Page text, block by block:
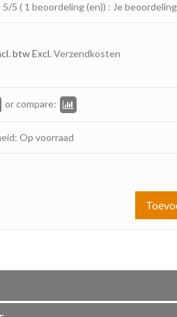
5/5 ( 1 beoordeling (en)) : Je
btw Excl. Verzendkosten
or compare:
Op voorraad